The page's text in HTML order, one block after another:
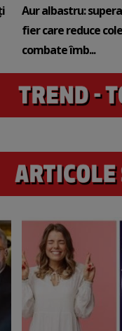
Aur albastru:
fier care reduce
combate îmb...